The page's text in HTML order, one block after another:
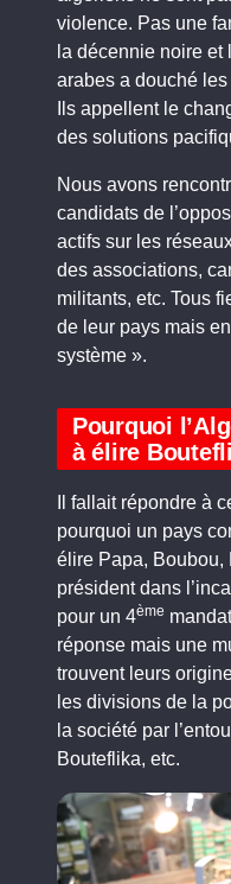
violence. Pas une
la décennie noire
arabes a douché
Ils appellent le
des solutions
Nous avons
candidats de
actifs sur les
des associations,
militants, etc. Tous
de leur pays mais
système ».
Pourquoi
à élire
Il fallait répondre à
pourquoi un pays
élire Papa, Boubou,
président dans
pour un 4ème
réponse mais une
trouvent leurs
les divisions de la
la société par
Bouteflika, etc.